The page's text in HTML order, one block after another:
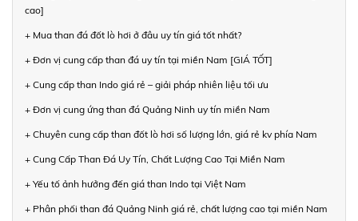
cao]
+ Mua than đá đốt lò hơi ở đâu uy tín giá tốt nhất?
+ Đơn vị cung cấp than đá uy tín tại miền Nam [GIÁ TỐT]
+ Cung cấp than Indo giá rẻ – giải pháp nhiên liệu tối ưu
+ Đơn vị cung ứng than đá Quảng Ninh uy tín miền Nam
+ Chuyên cung cấp than đốt lò hơi số lượng lớn, giá rẻ kv phía Nam
+ Cung Cấp Than Đá Uy Tín, Chất Lượng Cao Tại Miền Nam
+ Yếu tố ảnh hưởng đến giá than Indo tại Việt Nam
+ Phân phối than đá Quảng Ninh giá rẻ, chất lượng cao tại miền Nam